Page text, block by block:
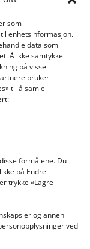
som
enhetsinformasjon.
data som
Å ikke samtykke
på visse
bruker
til å samle
formålene. Du
på Endre
trykke «Lagre
og annen
ved